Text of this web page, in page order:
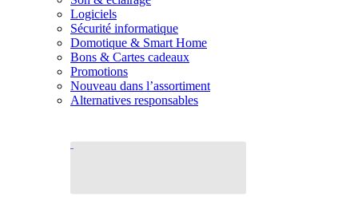
Logiciels
Sécurité informatique
Domotique & Smart Home
Bons & Cartes cadeaux
Promotions
Nouveau dans l’assortiment
Alternatives responsables